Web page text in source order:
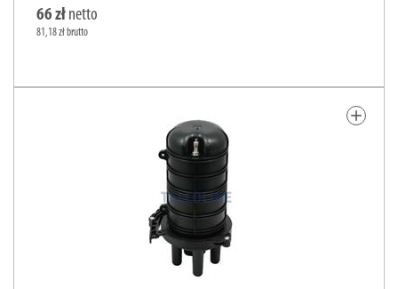
66 zł netto
81,18 zł brutto
add